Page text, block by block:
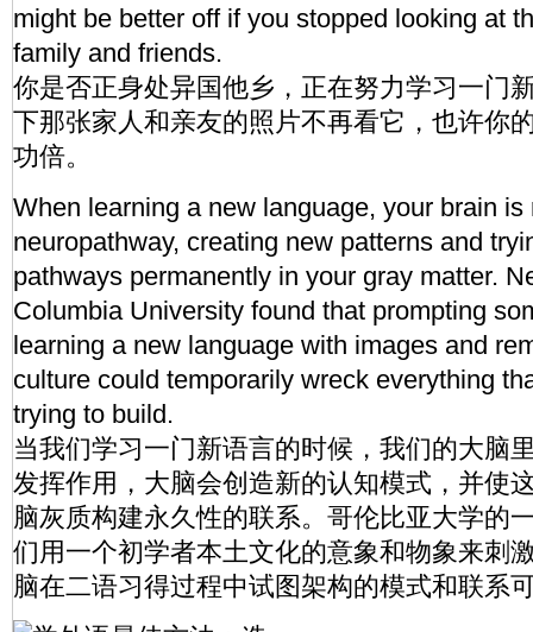
might be better off if you stopped looking at
family and friends.
你是否正身处异国他乡，正在努力学习一门
下那张家人和亲友的照片不再看它，也许你
功倍。
When learning a new language, your brain
neuropathway, creating new patterns and
pathways permanently in your gray matter.
Columbia University found that prompting
learning a new language with images and
culture could temporarily wreck everything
trying to build.
当我们学习一门新语言的时候，我们的大脑
发挥作用，大脑会创造新的认知模式，并使
脑灰质构建永久性的联系。哥伦比亚大学的
们用一个初学者本土文化的意象和物象来刺
脑在二语习得过程中试图架构的模式和联系